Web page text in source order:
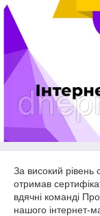
За високий
отримав
вдячні команді
нашого інтернет-